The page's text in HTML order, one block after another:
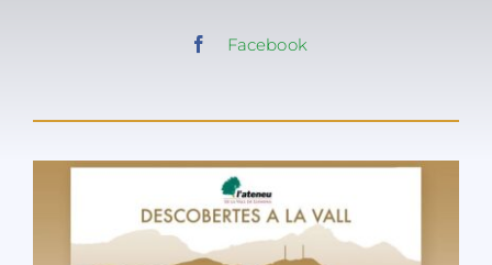
Facebook